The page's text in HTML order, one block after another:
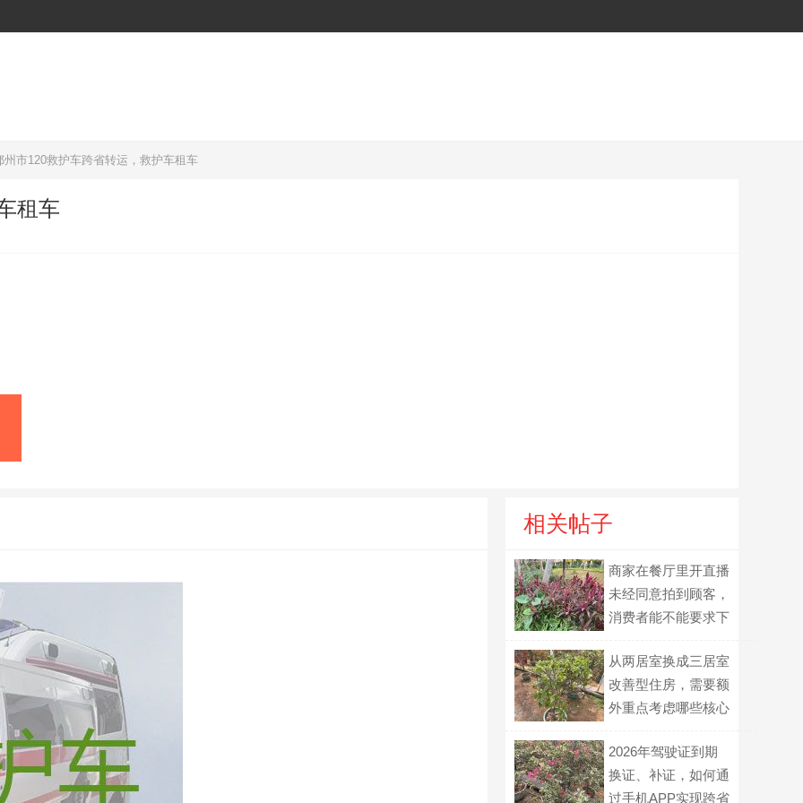
州市120救护车跨省转运，救护车租车
租车
相关帖子
商家在餐厅里开直播
未经同意拍到顾客，
消费者能不能要求下
从两居室换成三居室
改善型住房，需要额
外重点考虑哪些核心
2026年驾驶证到期
换证、补证，如何通
过手机APP实现跨省